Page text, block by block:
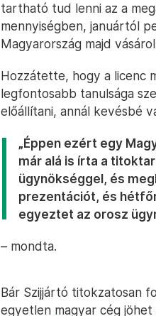
tartható tud lenni az a
mennyiségben, januártól
Magyarország majd
Hozzátette, hogy a licenc
legfontosabb tanulsága
előállítani, annál kevésbé
„Éppen ezért egy
már alá is írta a
ügynökséggel, és
prezentációt, és
egyeztet az orosz
– mondta.
Bár Szijjártó titokzatosan
egyetlen magyar cég